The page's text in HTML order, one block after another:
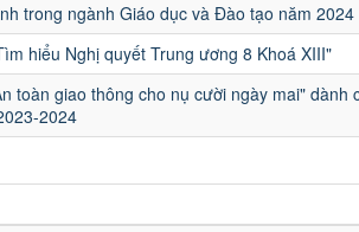
trong ngành Giáo dục và Đào tạo năm 2024
hiểu Nghị quyết Trung ương 8 Khoá XIII"
toàn giao thông cho nụ cười ngày mai" dành
2024